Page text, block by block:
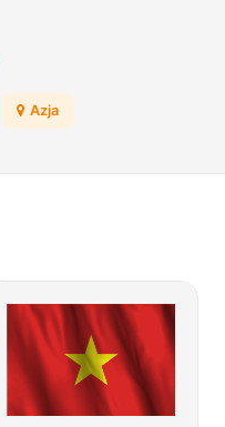
Azja